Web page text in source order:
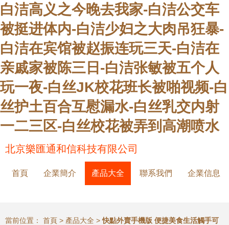
白洁高义之今晚去我家-白洁公交车
被挺进体内-白洁少妇之大肉吊狂暴-
白洁在宾馆被赵振连玩三天-白洁在
亲戚家被陈三日-白洁张敏被五个人
玩一夜-白丝JK校花班长被啪视频-白
丝护土百合互慰漏水-白丝乳交内射
一二三区-白丝校花被弄到高潮喷水
北京樂匯通和信科技有限公司
首頁 企業簡介 產品大全 聯系我們 企業信息
當前位置： 首頁 > 產品大全 > 快點外賣手機版 便捷美食生活觸手可